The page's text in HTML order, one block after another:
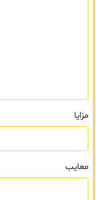
مزایا
معایب